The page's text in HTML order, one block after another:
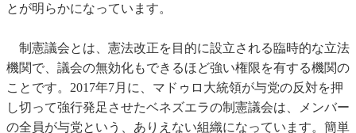
とが明らかになっています。
制憲議会とは、憲法改正を目的に設立される臨時的な立法
機関で、議会の無効化もできるほど強い権限を有する機関の
ことです。2017年7月に、マドゥロ大統領が与党の反対を押
し切って強行発足させたベネズエラの制憲議会は、メンバー
の全員が与党という、ありえない組織になっています。簡単